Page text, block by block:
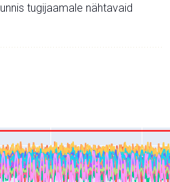
tugijaamale nähtavaid